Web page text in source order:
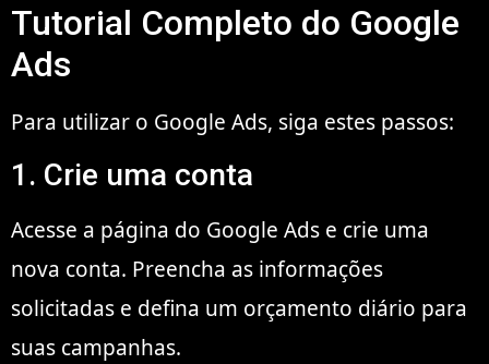
Tutorial Completo do Google
Ads
Para utilizar o Google Ads, siga estes passos:
1. Crie uma conta
Acesse a página do Google Ads e crie uma
nova conta. Preencha as informações
solicitadas e defina um orçamento diário para
suas campanhas.